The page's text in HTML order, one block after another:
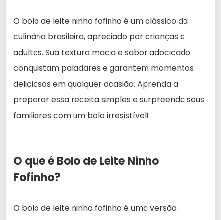
O bolo de leite ninho fofinho é um clássico da
culinária brasileira, apreciado por crianças e
adultos. Sua textura macia e sabor adocicado
conquistam paladares e garantem momentos
deliciosos em qualquer ocasião. Aprenda a
preparar essa receita simples e surpreenda seus
familiares com um bolo irresistível!
O que é Bolo de Leite Ninho
Fofinho?
O bolo de leite ninho fofinho é uma versão